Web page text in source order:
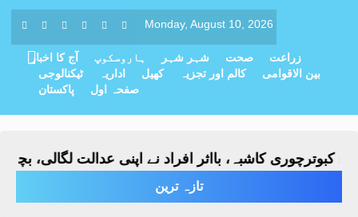
Monday, August 10, 2026
آج کا اخبار ہاروسکوپ شہر شہر صحت
زراعت
ٹیکنالوجی
اداریہ کھیل کالم اور تجزیہ
بین الاقوامی
پاکستان
صفحہ اول
کاشبہ، بااثر افراد نے اپنی عدالت لگالی، بچے پر
تازہ ترین